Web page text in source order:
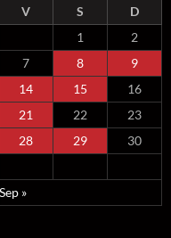
V S
D
1
2
7 8
9
14 15
16
21 22
23
28 29
30
Sep »